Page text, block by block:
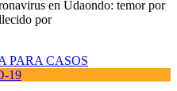
en Udaondo: temor por
por